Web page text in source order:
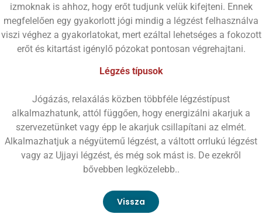
izmoknak is ahhoz, hogy erőt tudjunk velük kifejteni. Ennek
megfelelően egy gyakorlott jógi mindig a légzést felhasználva
viszi véghez a gyakorlatokat, mert ezáltal lehetséges a fokozott
erőt és kitartást igénylő pózokat pontosan végrehajtani.
Légzés típusok
Jógázás, relaxálás közben többféle légzéstípust
alkalmazhatunk, attól függően, hogy energizálni akarjuk a
szervezetünket vagy épp le akarjuk csillapítani az elmét.
Alkalmazhatjuk a négyütemű légzést, a váltott orrlukú légzést
vagy az Ujjayi légzést, és még sok mást is. De ezekről
bővebben legközelebb..
Vissza